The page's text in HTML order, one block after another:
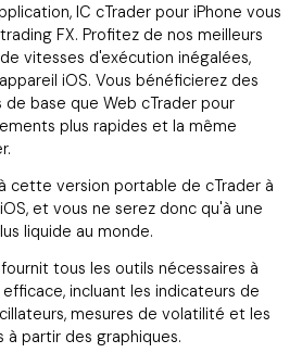
IC cTrader pour iPhone vous
FX. Profitez de nos meilleurs
vitesses d'exécution inégalées,
iOS. Vous bénéficierez des
base que Web cTrader pour
plus rapides et la même
cette version portable de cTrader à
et vous ne serez donc qu'à une
liquide au monde.
tous les outils nécessaires à
incluant les indicateurs de
mesures de volatilité et les
à partir des graphiques.